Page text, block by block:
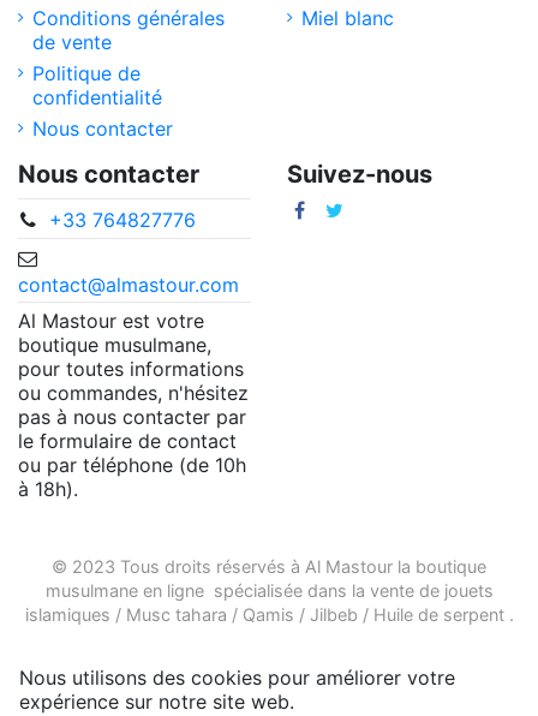
Conditions générales
de vente
Politique de
confidentialité
Nous contacter
Miel blanc
Nous contacter
+33 764827776
contact@almastour.com
Al Mastour est votre
boutique musulmane,
pour toutes informations
ou commandes, n'hésitez
pas à nous contacter par
le formulaire de contact
ou par téléphone (de 10h
à 18h).
Suivez-nous
© 2023 Tous droits réservés à Al Mastour la boutique
musulmane en lignespécialisée dans la vente de jouets
islamiques / Musc tahara / Qamis / Jilbeb / Huile de serpent.
Nous utilisons des cookies pour améliorer votre
expérience sur notre site web.